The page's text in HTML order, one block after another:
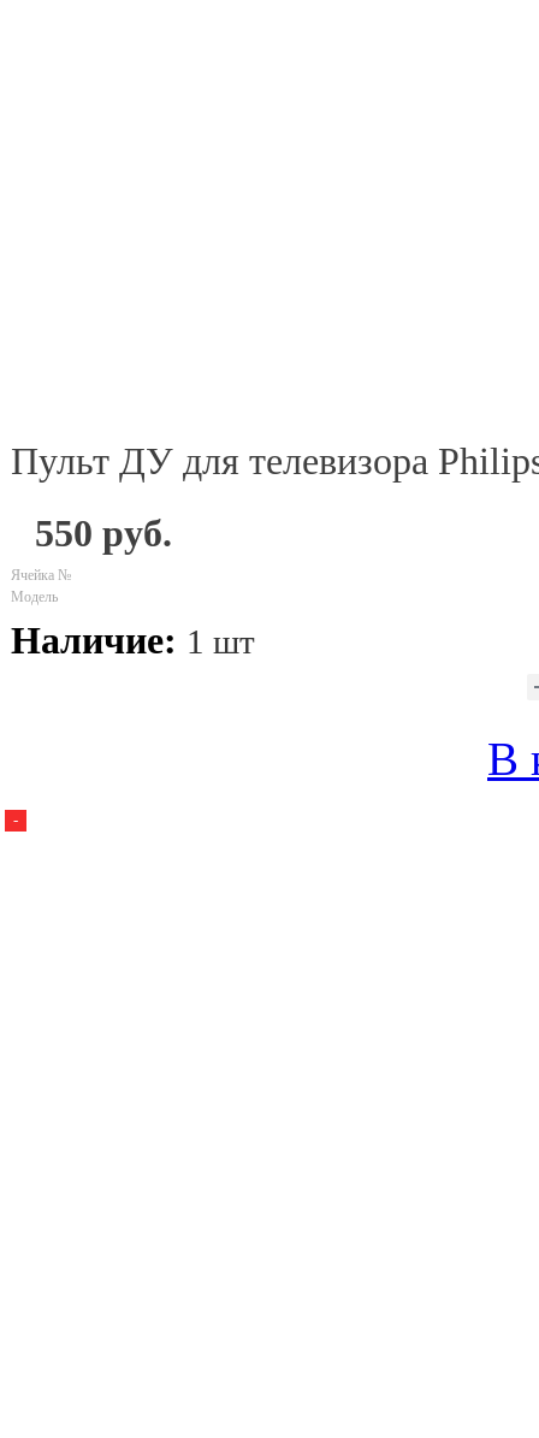
Пульт ДУ для телевизора
550 руб.
Ячейка №
Модель
Наличие: 1 шт
В
-